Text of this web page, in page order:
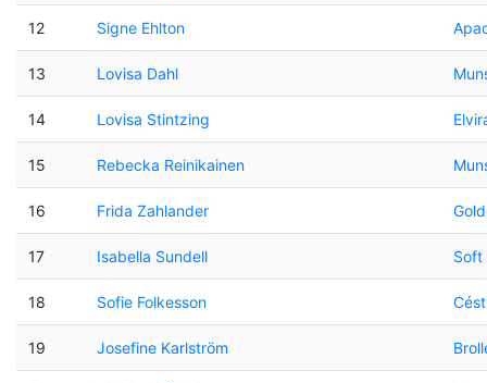
12 Signe Ehlton
13 Lovisa Dahl
14 Lovisa Stintzing
15 Rebecka Reinikainen
16 Frida Zahlander
17 Isabella Sundell Soft
18 Sofie Folkesson
19 Josefine Karlström